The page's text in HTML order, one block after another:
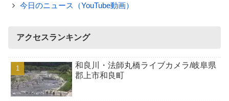
今日のニュース（YouTube動画）
アクセスランキング
和良川・法師丸橋ライブカメラ/岐阜県
郡上市和良町